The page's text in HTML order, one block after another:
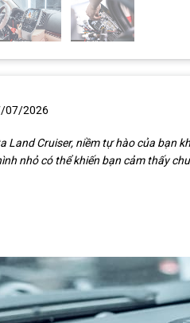
07/2026
Land Cruiser, niềm tự hào của bạn
nhỏ có thể khiến bạn cảm thấy